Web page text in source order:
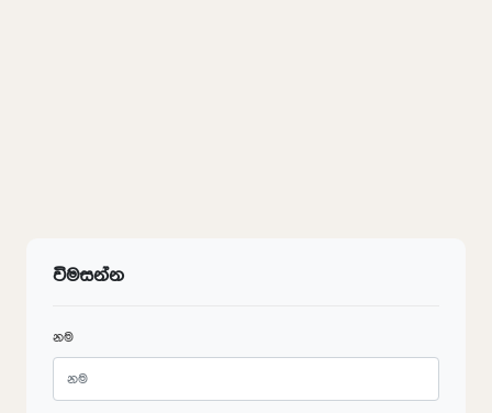
විමසන්න
නම